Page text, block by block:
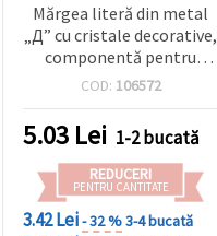
Mărgea literă din metal
„Д” cu cristale decorative,
componentă pentru
bijuterii handmade,
argintie
COD: 106572
5.03 Lei 1-2 bucată
REDUCERI
PENTRU CANTITATE
3.42 Lei- 32 %3-4 bucată